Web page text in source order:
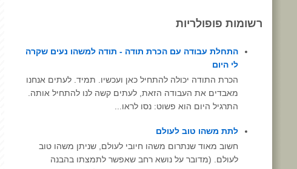
רשומות פופולריות
התחלת עבודה עם הכרת תודה - תודה למשהו נעים שקרה
לי היום
הכרת התודה יכולה להתחיל כאן ועכשיו. תמיד. לעתים אנחנו
מאבדים את העבודה הזאת, לעתים קשה לנו להתחיל אותה.
התרגיל היום הוא פשוט: נסו לראו...
לתת משהו טוב לעולם
חשוב מאוד שנתרום משהו חיובי לעולם, שניתן משהו טוב
לעולם. (מדובר על נושא רחב שאפשר לתמצתו בהבנה